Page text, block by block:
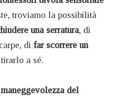
troviamo la possibilità
una serratura, di
di far scorrere un
a sé.
del